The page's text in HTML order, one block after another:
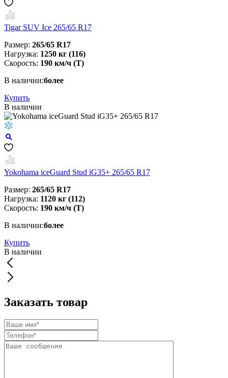
Tigar SUV Ice 265/65 R17
Размер: 265/65 R17
Нагрузка: 1250 кг (116)
Скорость: 190 км/ч (T)
В наличии:более
Купить
В наличии
Yokohama iceGuard Stud iG35+ 265/65 R17
Размер: 265/65 R17
Нагрузка: 1120 кг (112)
Скорость: 190 км/ч (T)
В наличии:более
Купить
В наличии
Заказать товар